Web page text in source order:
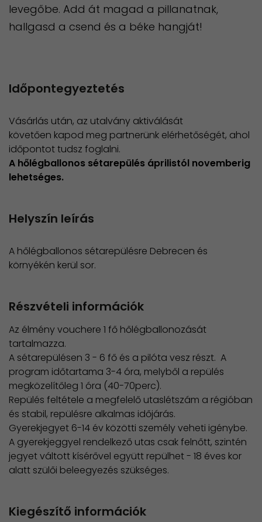
levegőbe. Add át magad a pillanatnak,
hallgasd a csend és a béke hangját!
Időpontegyeztetés
Vásárlás után, az utalvány aktiválását
követően kapod meg partnerünk elérhetőségét, ahol
időpontot tudsz foglalni.
​A hőlégballonos sétarepülés áprilistól novemberig
lehetséges.
Helyszín leírás
A hőlégballonos sétarepülésre Debrecen és
környékén kerül sor.
Részvételi információk
Az élmény vouchere 1 fő hőlégballonozását
tartalmazza.
A sétarepülésen 3 - 6 fő és a pilóta vesz részt. A
program időtartama 3-4 óra, melyből a repülés
megközelítőleg 1 óra (40-70perc).
Repülés feltétele a megfelelő utaslétszám a régióban
és stabil, repülésre alkalmas időjárás.
Gyerekjegyet 6-14 év közötti személy veheti igénybe.
A gyerekjeggyel rendelkező utas csak felnőtt, szintén
jegyet váltott kísérővel együtt repülhet - 18 éves kor
alatt szülői beleegyezés szükséges.
Kiegészítő információk